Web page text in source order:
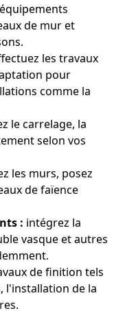
de mur et
les travaux
pour
comme la
le carrelage, la
selon vos
les murs, posez
de faïence
: intégrez la
vasque et autres
de finition tels
l'installation de la